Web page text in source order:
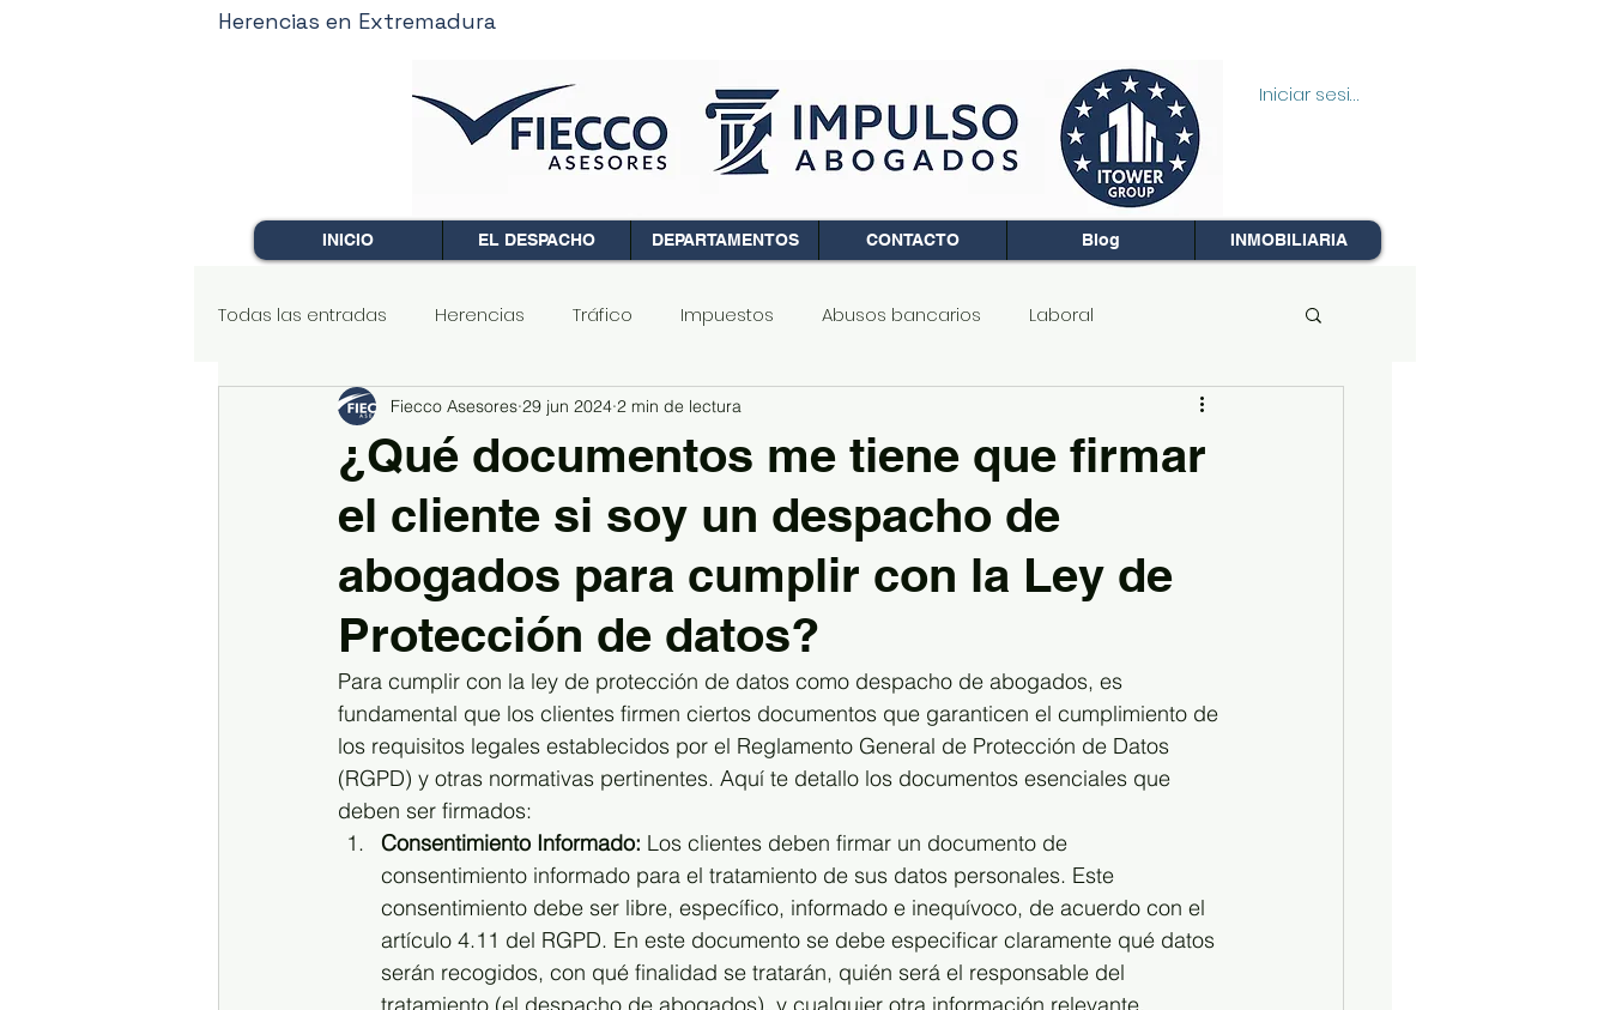
Herencias en Extremadura
Iniciar sesión
INICIO EL DESPACHO DEPARTAMENTOS CONTACTO Blog INMOBILIARIA
Todas las entradas Herencias Tráfico Impuestos Abusos bancarios Laboral
Arrendamientos Comunidad de propietarios
Mercantil Extranjería Ciberseguridad Finanzas Fiscalidad Ley de la Segunda Oportunidad
¿Qué documentos me tiene que firmar
el cliente si soy un despacho de
abogados para cumplir con la Ley de
Protección de datos?
Fiecco Asesores 29 jun 2024 2 min de lectura
Para cumplir con la ley de protección de datos como despacho de abogados, es
fundamental que los clientes firmen ciertos documentos que garanticen el cumplimiento de
los requisitos legales establecidos por el Reglamento General de Protección de Datos
(RGPD) y otras normativas pertinentes. Aquí te detallo los documentos esenciales que
deben ser firmados:
Consentimiento Informado: Los clientes deben firmar un documento de
consentimiento informado para el tratamiento de sus datos personales. Este
consentimiento debe ser libre, específico, informado e inequívoco, de acuerdo con el
artículo 4.11 del RGPD. En este documento se debe especificar claramente qué datos
serán recogidos, con qué finalidad se tratarán, quién será el responsable del